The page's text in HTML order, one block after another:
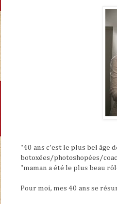
"40 ans c’est le plus bel âge
botoxées/photoshopées/
"maman a été le plus beau
Pour moi, mes 40 ans se